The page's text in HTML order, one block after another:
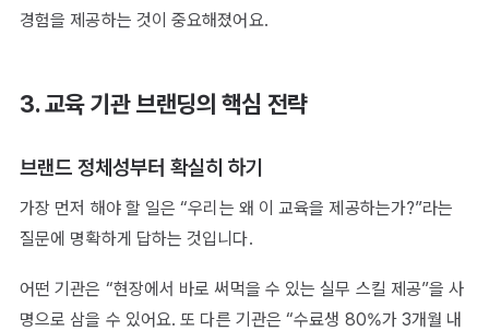
경험을 제공하는 것이 중요해졌어요.
3. 교육 기관 브랜딩의 핵심 전략
브랜드 정체성부터 확실히 하기
가장 먼저 해야 할 일은 “우리는 왜 이 교육을 제공하는가?”라는
질문에 명확하게 답하는 것입니다.
어떤 기관은 “현장에서 바로 써먹을 수 있는 실무 스킬 제공”을 사
명으로 삼을 수 있어요. 또 다른 기관은 “수료생 80%가 3개월 내